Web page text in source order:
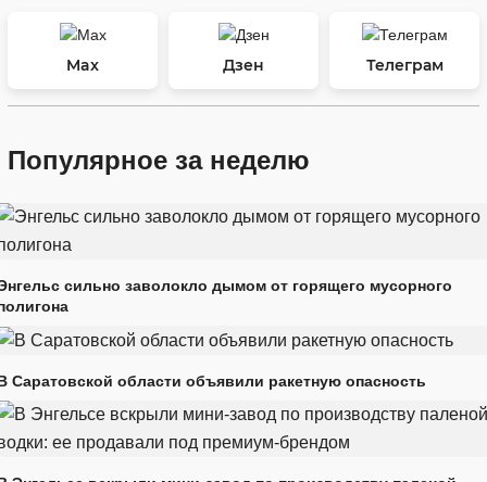
Max Дзен Телеграм
Популярное за неделю
сильно заволокло дымом от горящего мусорного
Саратовской области объявили ракетную опасность